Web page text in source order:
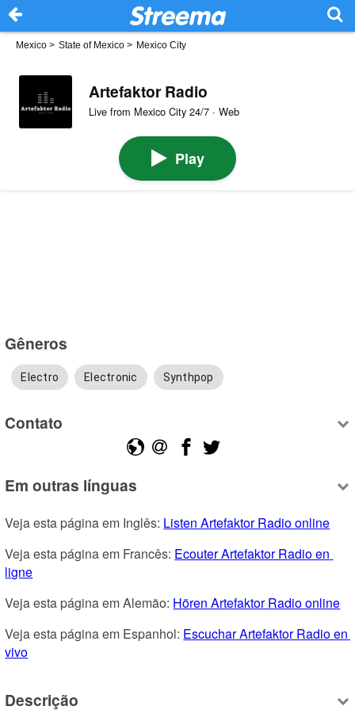
Mexico > State of Mexico > Mexico City
Artefaktor Radio
Live from Mexico City 24/7 · Web
Play
Gêneros
Electro Electronic Synthpop
Contato
Em outras línguas
Veja esta página em Inglês: Listen Artefaktor Radio online
Veja esta página em Francês: Ecouter Artefaktor Radio en
ligne
Veja esta página em Alemão: Hören Artefaktor Radio online
Veja esta página em Espanhol: Escuchar Artefaktor Radio en
vivo
Descrição